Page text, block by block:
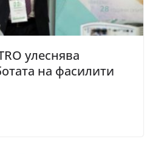
улеснява
на фасилити